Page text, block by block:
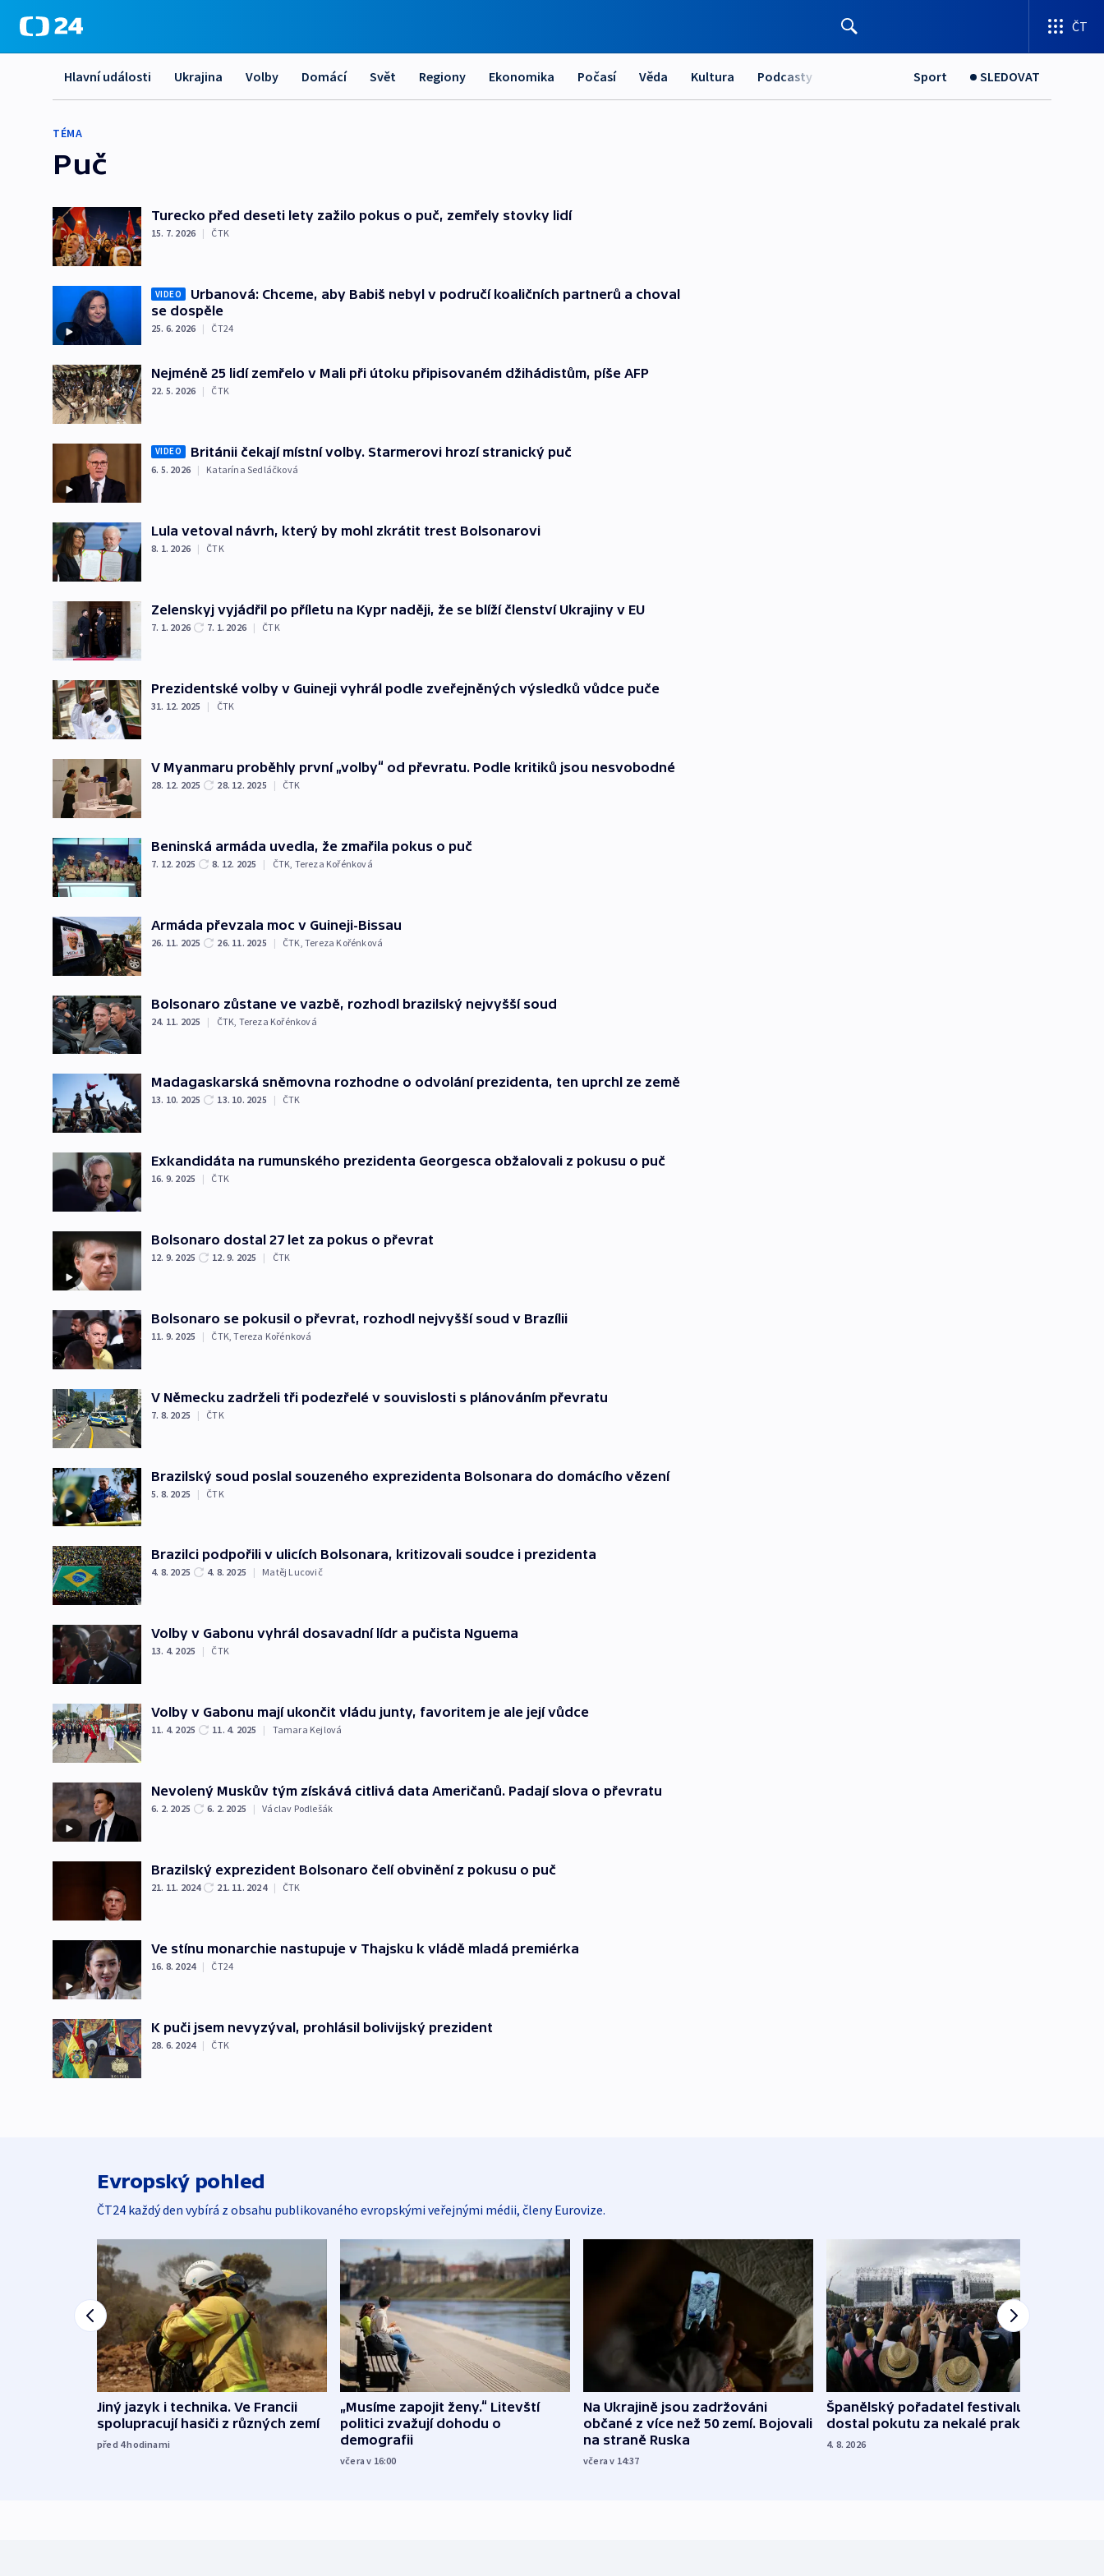
ČT
Hlavní události Ukrajina Volby Domácí Svět Regiony Ekonomika Počasí Věda Kultura Podcasty Sport SLEDOVAT
TÉMA
Puč
Turecko před deseti lety zažilo pokus o puč, zemřely stovky lidí
15. 7. 2026 | ČTK
VIDEO
Urbanová: Chceme, aby Babiš nebyl v područí koaličních partnerů a choval
se dospěle
25. 6. 2026 | ČT24
Nejméně 25 lidí zemřelo v Mali při útoku připisovaném džihádistům, píše AFP
22. 5. 2026 | ČTK
VIDEO Británii čekají místní volby. Starmerovi hrozí stranický puč
6. 5. 2026 | Katarína Sedláčková
Lula vetoval návrh, který by mohl zkrátit trest Bolsonarovi
8. 1. 2026 | ČTK
Zelenskyj vyjádřil po příletu na Kypr naději, že se blíží členství Ukrajiny v EU
7. 1. 2026 7. 1. 2026 | ČTK
Prezidentské volby v Guineji vyhrál podle zveřejněných výsledků vůdce puče
31. 12. 2025 | ČTK
V Myanmaru proběhly první „volby“ od převratu. Podle kritiků jsou nesvobodné
28. 12. 2025 28. 12. 2025 | ČTK
Beninská armáda uvedla, že zmařila pokus o puč
7. 12. 2025 8. 12. 2025 | ČTK Tereza Kořénková
Armáda převzala moc v Guineji-Bissau
26. 11. 2025 26. 11. 2025 | ČTK ,Tereza Kořénková
Bolsonaro zůstane ve vazbě, rozhodl brazilský nejvyšší soud
24. 11. 2025 | ČTK Tereza Kořénková
Madagaskarská sněmovna rozhodne o odvolání prezidenta, ten uprchl ze země
13. 10. 2025 13. 10. 2025 | ČTK
Exkandidáta na rumunského prezidenta Georgesca obžalovali z pokusu o puč
16. 9. 2025 | ČTK
Bolsonaro dostal 27 let za pokus o převrat
12. 9. 2025 12. 9. 2025 | ČTK
Bolsonaro se pokusil o převrat, rozhodl nejvyšší soud v Brazílii
11. 9. 2025 | ČTK,Tereza Kořénková
V Německu zadrželi tři podezřelé v souvislosti s plánováním převratu
7. 8. 2025 | ČTK
Brazilský soud poslal souzeného exprezidenta Bolsonara do domácího vězení
5. 8. 2025 | ČTK
Brazilci podpořili v ulicích Bolsonara, kritizovali soudce i prezidenta
4. 8. 2025 4. 8. 2025 | Matěj Lucovič
Volby v Gabonu vyhrál dosavadní lídr a pučista Nguema
13. 4. 2025 | ČTK
Volby v Gabonu mají ukončit vládu junty, favoritem je ale její vůdce
11. 4. 2025 11. 4. 2025 | Tamara Kejlová
Nevolený Muskův tým získává citlivá data Američanů. Padají slova o převratu
6. 2. 2025 6. 2. 2025 | Václav Podlešák
Brazilský exprezident Bolsonaro čelí obvinění z pokusu o puč
21. 11. 2024 21. 11. 2024 | ČTK
Ve stínu monarchie nastupuje v Thajsku k vládě mladá premiérka
16. 8. 2024 | ČT24
K puči jsem nevyzýval, prohlásil bolivijský prezident
28. 6. 2024 | ČTK
Evropský pohled
ČT24 každý den vybírá z obsahu publikovaného evropskými veřejnými médii, členy Eurovize.
Jiný jazyk i technika. Ve Francii
spolupracují hasiči z různých zemí
před 4hodinami
„Musíme zapojit ženy.“ Litevští
politici zvažují dohodu o
demografii
včera v 16:00
Na Ukrajině jsou zadržováni
občané z více než 50 zemí. Bojovali
na straně Ruska
včera v 14:37
Španělský pořadatel festivalu
dostal pokutu za nekalé praktiky
4. 8. 2026